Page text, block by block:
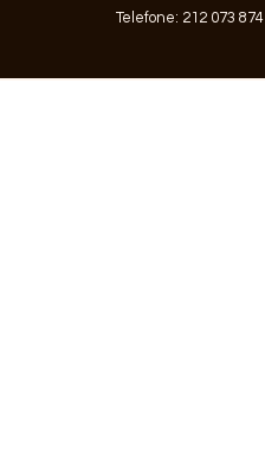
Telefone: 212 073 874